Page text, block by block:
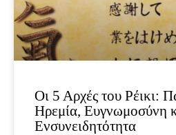
Οι 5 Αρχές του Ρέικι:
Ηρεμία, Ευγνωμοσύνη
Ενσυνειδητότητα